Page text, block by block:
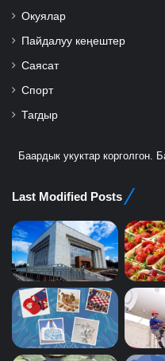
Окуялар
Пайдалуу кеңештер
Саясат
Спорт
Тагдыр
Баардык укуктар корголгон.
Last Modified Posts